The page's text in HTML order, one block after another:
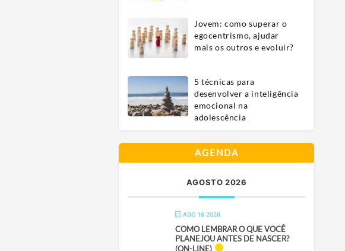
Jovem: como superar o
egocentrismo, ajudar
mais os outros e evoluir?
5 técnicas para
desenvolver a inteligência
emocional na
adolescência
AGENDA
AGOSTO 2026
AGO 16 2026
COMO LEMBRAR O QUE VOCÊ
PLANEJOU ANTES DE NASCER?
(ON-LINE)